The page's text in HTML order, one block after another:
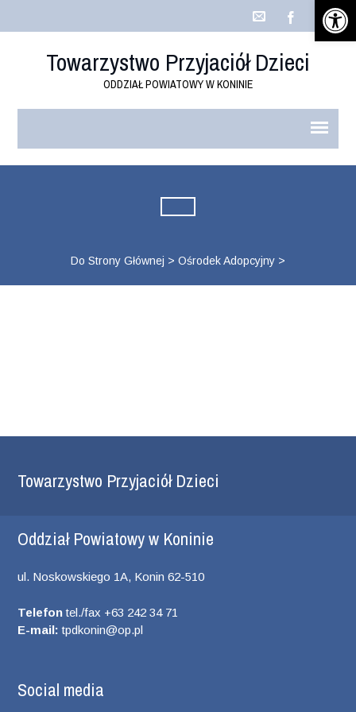
Towarzystwo Przyjaciół Dzieci
ODDZIAŁ POWIATOWY W KONINIE
Do Strony Głównej > Ośrodek Adopcyjny>
Towarzystwo Przyjaciół Dzieci
Oddział Powiatowy w Koninie
ul. Noskowskiego 1A, Konin 62-510
Telefontel./fax +63 242 34 71
E-mail: tpdkonin@op.pl
Social media